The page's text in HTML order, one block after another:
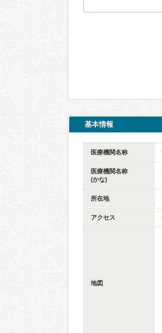
基本情報
医療機関名称
医療機関名称
(かな)
所在地
アクセス
地図